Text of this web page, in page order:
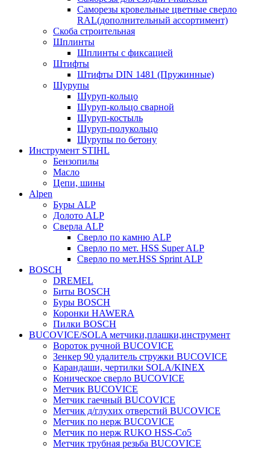
Саморезы кровельные цветные сверло
RAL(дополнительный ассортимент)
Скоба строительная
Шплинты
Шплинты с фиксацией
Штифты
Штифты DIN 1481 (Пружинные)
Шурупы
Шуруп-кольцо
Шуруп-кольцо сварной
Шуруп-костыль
Шуруп-полукольцо
Шурупы по бетону
Инструмент STIHL
Бензопилы
Масло
Цепи, шины
Alpen
Буры ALP
Долото ALP
Сверла ALP
Сверло по камню ALP
Сверло по мет. HSS Super ALP
Сверло по мет.HSS Sprint ALP
BOSCH
DREMEL
Биты BOSCH
Буры BOSCH
Коронки HAWERA
Пилки BOSCH
BUCOVICE/SOLA метчики,плашки,инструмент
Вороток ручной BUCOVICE
Зенкер 90 удалитель стружки BUCOVICE
Карандаши, чертилки SOLA/KINEX
Коническое сверло BUCOVICE
Метчик BUCOVICE
Метчик гаечный BUCOVICE
Метчик д/глухих отверстий BUCOVICE
Метчик по нерж BUCOVICE
Метчик по нерж RUKO HSS-Co5
Метчик трубная резьба BUCOVICE